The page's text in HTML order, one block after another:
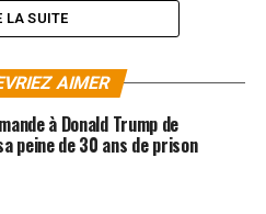
LA SUITE
AIMER
à Donald Trump de
peine de 30 ans de prison